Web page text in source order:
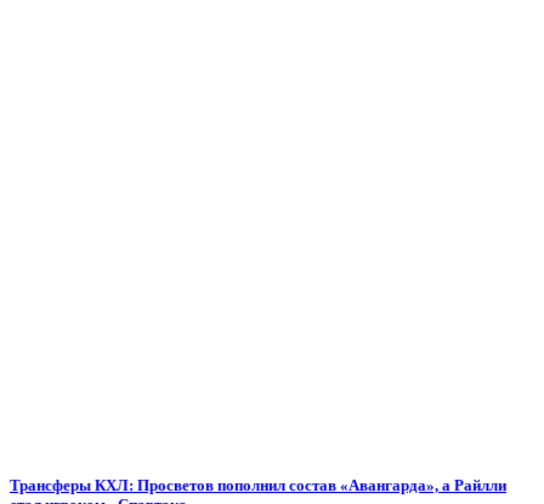
Трансферы КХЛ: Просветов пополнил состав «Авангарда», а Райлли